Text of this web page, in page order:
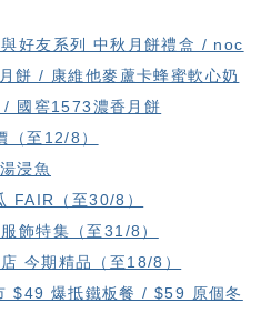
好友系列 中秋月餅禮盒 / noc
餅 / 康維他麥蘆卡蜂蜜軟心奶
國窖1573濃香月餅
（至12/8）
浸魚
FAIR（至30/8）
飾特集（至31/8）
今期精品（至18/8）
$49 爆抵鐵板餐 / $59 原個冬